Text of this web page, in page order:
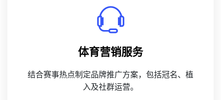
体育营销服务
结合赛事热点制定品牌推广方案，包括冠名、植
入及社群运营。